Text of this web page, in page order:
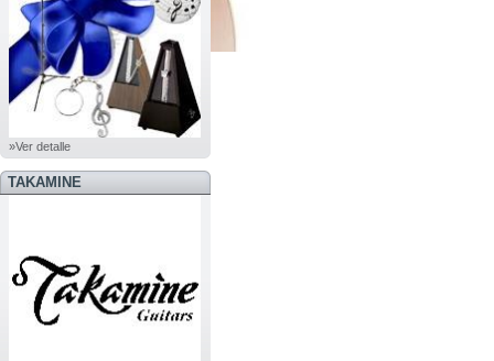
»Ver detalle
TAKAMINE